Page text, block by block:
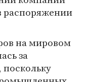
распоряжении
на мировом
за